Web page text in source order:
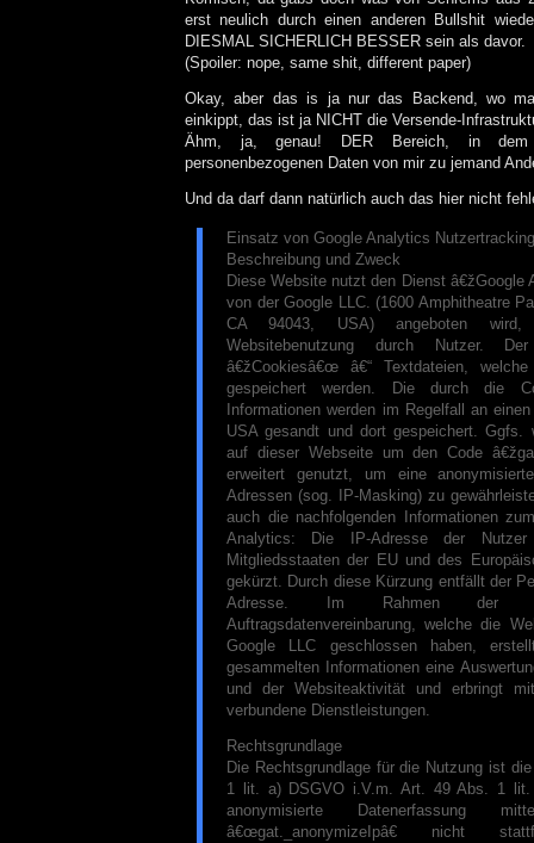
erst neulich durch einen anderen Bullshit
DIESMAL SICHERLICH BESSER sein als davor.
(Spoiler: nope, same shit, different paper)
Okay, aber das is ja nur das Backend, wo
einkippt, das ist ja NICHT die Versende-
Ähm, ja, genau! DER Bereich, in
personenbezogenen Daten von mir zu jemand
Und da darf dann natürlich auch das hier nicht
Einsatz von Google Analytics Nutzertracking
Beschreibung und Zweck
Diese Website nutzt den Dienst
von der Google LLC. (1600 Amphitheatre
CA 94043, USA) angeboten
Websitebenutzung durch Nutzer.
â€žCookiesâ€œ â€“ Textdateien,
gespeichert werden. Die durch die
Informationen werden im Regelfall an
USA gesandt und dort gespeichert. Ggfs.
auf dieser Webseite um den Code
erweitert genutzt, um eine
Adressen (sog. IP-Masking) zu
auch die nachfolgenden Informationen
Analytics: Die IP-Adresse der
Mitgliedsstaaten der EU und des
gekürzt. Durch diese Kürzung entfällt der
Adresse. Im Rahmen der
Auftragsdatenvereinbarung, welche die
Google LLC geschlossen haben,
gesammelten Informationen eine
und der Websiteaktivität und erbringt
verbundene Dienstleistungen.
Rechtsgrundlage
Die Rechtsgrundlage für die Nutzung ist
1 lit. a) DSGVO i.V.m. Art. 49 Abs. 1
anonymisierte Datenerfassung
â€œgat._anonymizeIpâ€ nicht